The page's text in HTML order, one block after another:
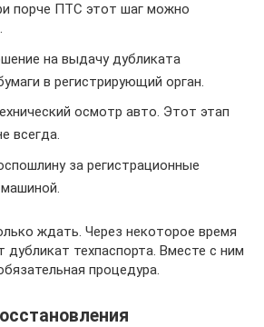
порче ПТС этот шаг можно
на выдачу дубликата
в регистрирующий орган.
осмотр авто. Этот этап
всегда.
за регистрационные
ждать. Через некоторое время
техпаспорта. Вместе с ним
процедура.